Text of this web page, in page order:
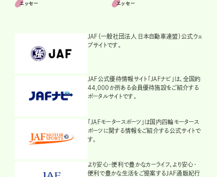
エッセー
エッセー
JAF（一般社団法人 日本自動車連盟）公式ウェ
ブサイトです。
JAF公式優待情報サイト「JAFナビ」は、全国約
44,000か所ある会員優待施設をご紹介する
ポータルサイトです。
「JAFモータースポーツ」は国内四輪モータース
ポーツに関する情報をご紹介する公式サイトで
す。
より安心・便利で豊かなカーライフ、より安心・
便利で豊かな生活をご提案するJAF通販紀行